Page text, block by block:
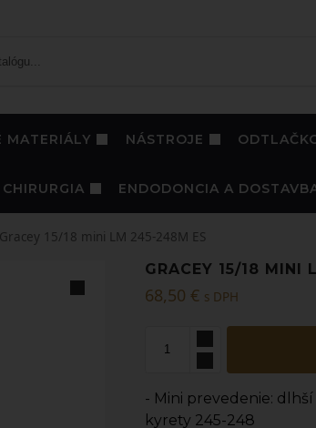
MATERIÁLY NÁSTROJE
CHIRURGIA ENDODONCIA A
Gracey 15/18 mini LM 245-248M ES
GRACEY 15/18 MINI
68,50 € s DPH
- Mini prevedenie:
kyrety 245-248